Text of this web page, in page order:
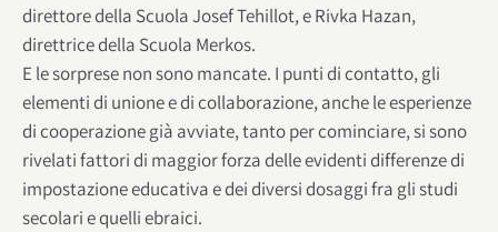
direttore della Scuola Josef Tehillot, e Rivka Hazan,
direttrice della Scuola Merkos.
E le sorprese non sono mancate. I punti di contatto, gli
elementi di unione e di collaborazione, anche le esperienze
di cooperazione già avviate, tanto per cominciare, si sono
rivelati fattori di maggior forza delle evidenti differenze di
impostazione educativa e dei diversi dosaggi fra gli studi
secolari e quelli ebraici.